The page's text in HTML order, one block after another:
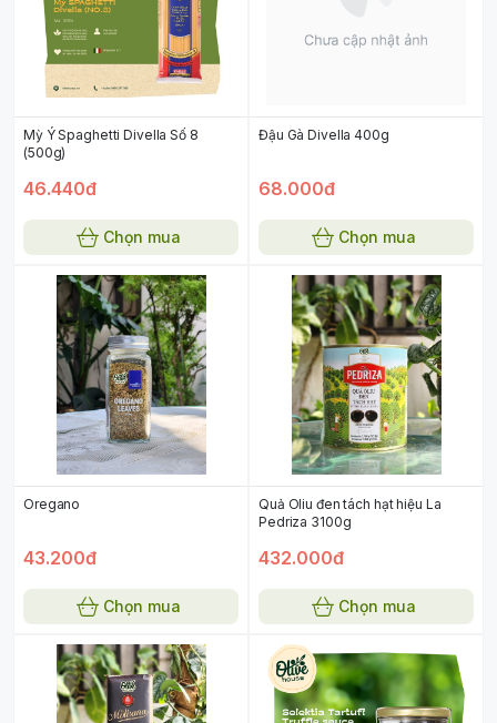
Mỳ Ý Spaghetti Divella Số 8
(500g)
46.440đ
Chọn mua
Đậu Gà Divella 400g
68.000đ
Chọn mua
Oregano
43.200đ
Chọn mua
Quả Oliu đen tách hạt hiệu La
Pedriza 3100g
432.000đ
Chọn mua